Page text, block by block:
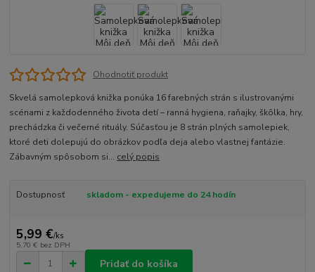
Ohodnotiť produkt
Skvelá samolepková knižka ponúka 16 farebných strán s ilustrovanými
scénami z každodenného života detí – ranná hygiena, raňajky, škôlka, hry,
prechádzka či večerné rituály. Súčasťou je 8 strán plných samolepiek,
ktoré deti dolepujú do obrázkov podľa deja alebo vlastnej fantázie.
Zábavným spôsobom si... celý popis
Dostupnosť skladom - expedujeme do 24 hodín
5,99 €/ks
5,70 € bez DPH
Pridať do košíka